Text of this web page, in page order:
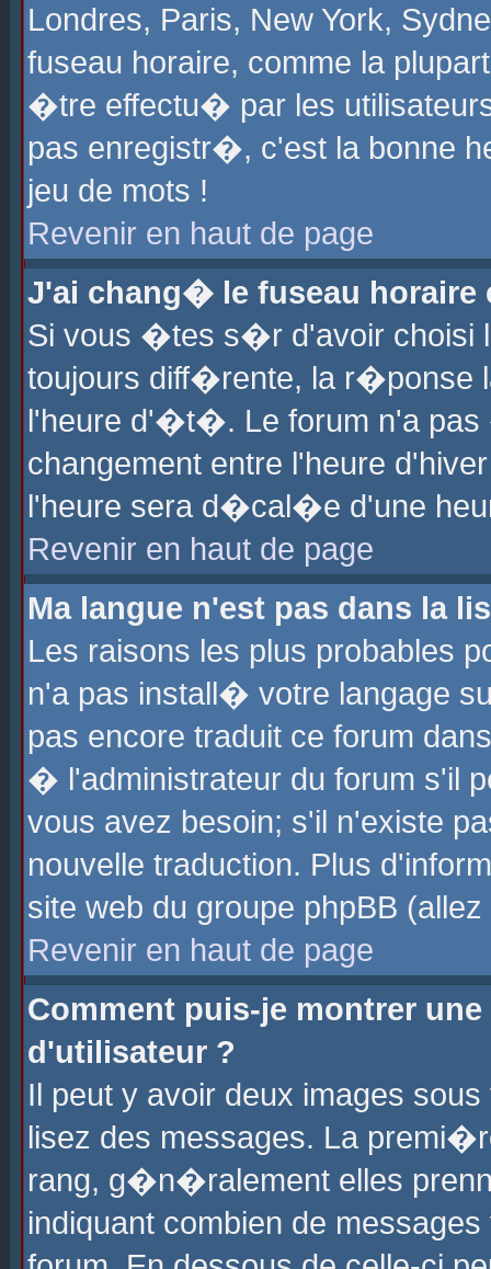
Londres, Paris, New York,
fuseau horaire, comme la
�tre effectu� par les
pas enregistr�, c'est la bonne
jeu de mots !
Revenir en haut de page
J'ai chang� le fuseau horaire
Si vous �tes s�r d'avoir choisi
toujours diff�rente, la r�ponse
l'heure d'�t�. Le forum n'a
changement entre l'heure
l'heure sera d�cal�e d'une
Revenir en haut de page
Ma langue n'est pas dans la
Les raisons les plus probables
n'a pas install� votre langage
pas encore traduit ce forum
� l'administrateur du forum s'il
vous avez besoin; s'il n'existe
nouvelle traduction. Plus
site web du groupe phpBB
Revenir en haut de page
Comment puis-je montrer
d'utilisateur ?
Il peut y avoir deux images
lisez des messages. La
rang, g�n�ralement elles
indiquant combien de